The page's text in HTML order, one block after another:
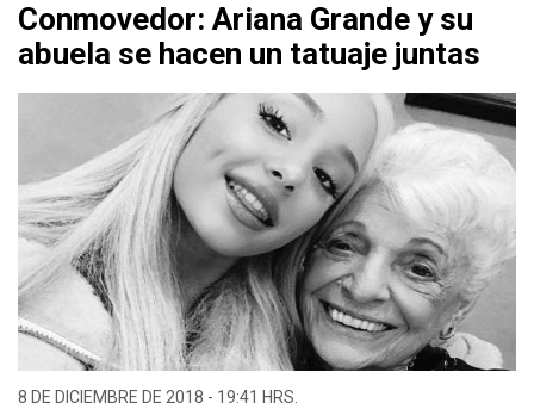
Conmovedor: Ariana Grande y su
abuela se hacen un tatuaje juntas
8 DE DICIEMBRE DE 2018 - 19:41 HRS.